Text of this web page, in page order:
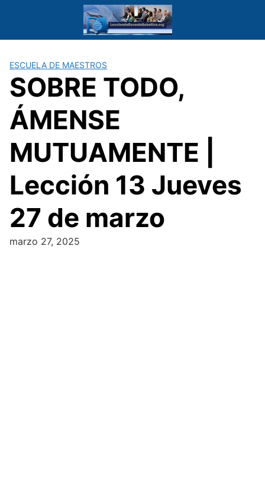
ESCUELA DE MAESTROS
SOBRE TODO,
ÁMENSE
MUTUAMENTE |
Lección 13 Jueves
27 de marzo
marzo 27, 2025